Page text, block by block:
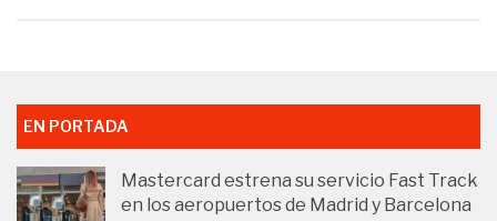
EN PORTADA
Mastercard estrena su servicio Fast Track
en los aeropuertos de Madrid y Barcelona